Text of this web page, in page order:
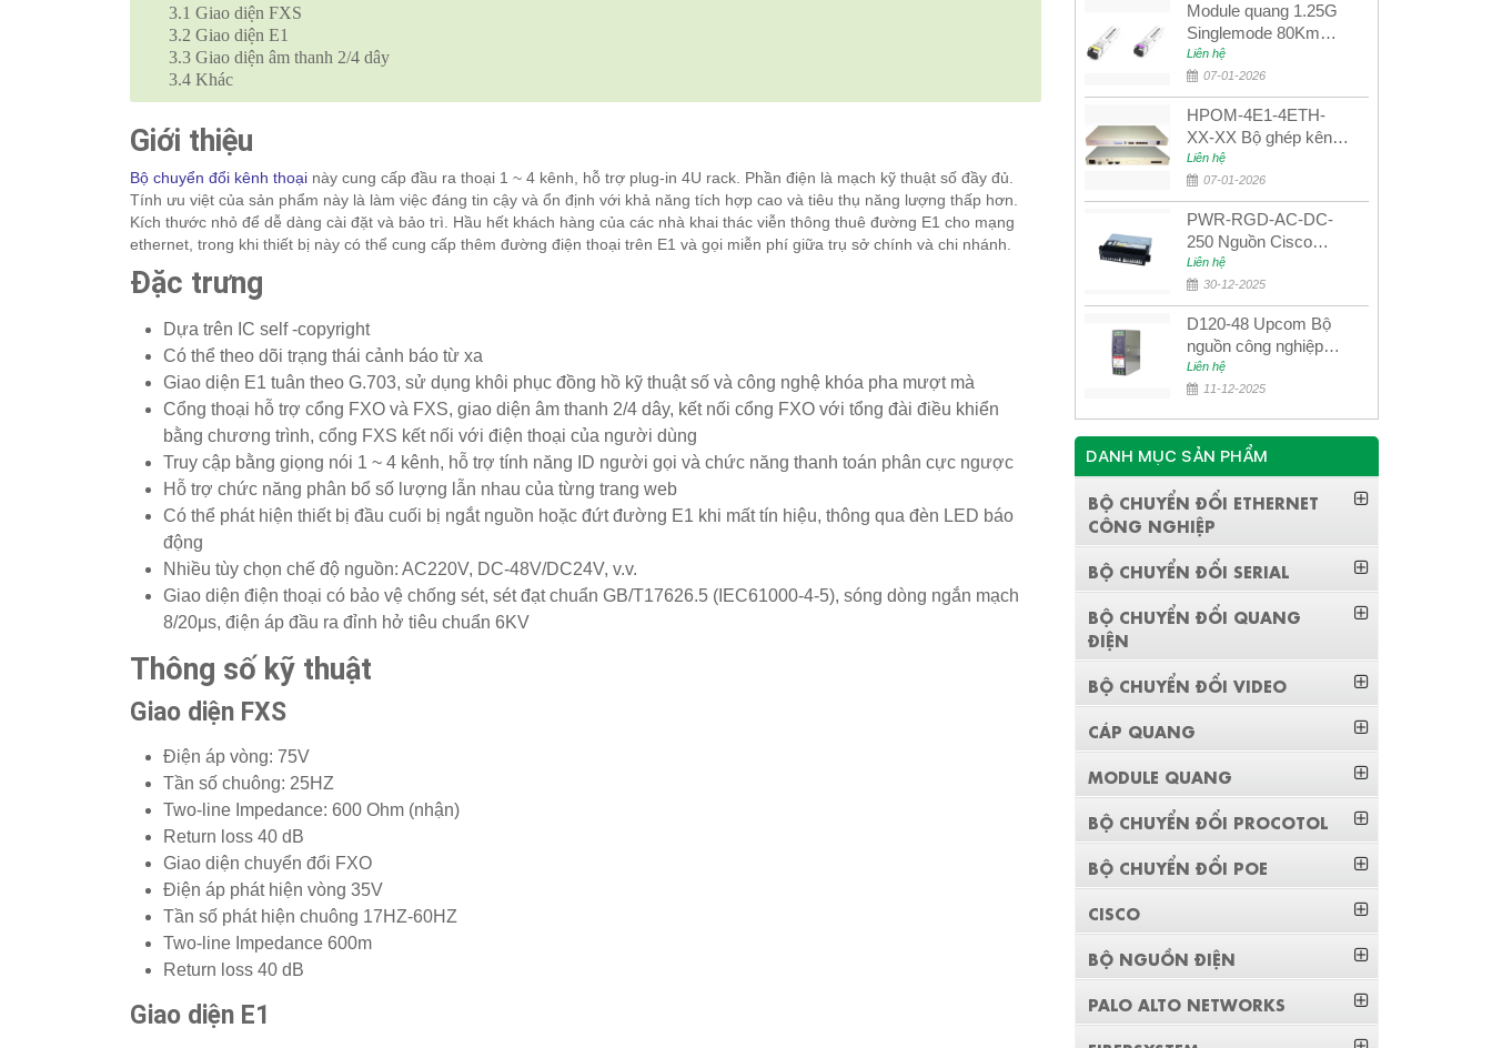
3.1 Giao diện FXS
3.2 Giao diện E1
3.3 Giao diện âm thanh 2/4 dây
3.4 Khác
Giới thiệu
Bộ chuyển đổi kênh thoại này cung cấp đầu ra thoại 1 ~ 4 kênh, hỗ trợ plug-in 4U rack. Phần điện là mạch kỹ thuật số đầy đủ.
Tính ưu việt của sản phẩm này là làm việc đáng tin cậy và ổn định với khả năng tích hợp cao và tiêu thụ năng lượng thấp hơn.
Kích thước nhỏ để dễ dàng cài đặt và bảo trì. Hầu hết khách hàng của các nhà khai thác viễn thông thuê đường E1 cho mạng
ethernet, trong khi thiết bị này có thể cung cấp thêm đường điện thoại trên E1 và gọi miễn phí giữa trụ sở chính và chi nhánh.
Đặc trưng
Dựa trên IC self -copyright
Có thể theo dõi trạng thái cảnh báo từ xa
Giao diện E1 tuân theo G.703, sử dụng khôi phục đồng hồ kỹ thuật số và công nghệ khóa pha mượt mà
Cổng thoại hỗ trợ cổng FXO và FXS, giao diện âm thanh 2/4 dây, kết nối cổng FXO với tổng đài điều khiển
bằng chương trình, cổng FXS kết nối với điện thoại của người dùng
Truy cập bằng giọng nói 1 ~ 4 kênh, hỗ trợ tính năng ID người gọi và chức năng thanh toán phân cực ngược
Hỗ trợ chức năng phân bổ số lượng lẫn nhau của từng trang web
Có thể phát hiện thiết bị đầu cuối bị ngắt nguồn hoặc đứt đường E1 khi mất tín hiệu, thông qua đèn LED báo
động
Nhiều tùy chọn chế độ nguồn: AC220V, DC-48V/DC24V, v.v.
Giao diện điện thoại có bảo vệ chống sét, sét đạt chuẩn GB/T17626.5 (IEC61000-4-5), sóng dòng ngắn mạch
8/20μs, điện áp đầu ra đỉnh hở tiêu chuẩn 6KV
Thông số kỹ thuật
Giao diện FXS
Điện áp vòng: 75V
Tần số chuông: 25HZ
Two-line Impedance: 600 Ohm (nhận)
Return loss 40 dB
Giao diện chuyển đổi FXO
Điện áp phát hiện vòng 35V
Tần số phát hiện chuông 17HZ-60HZ
Two-line Impedance 600m
Return loss 40 dB
Giao diện E1
Module quang 1.25G
Singlemode 80Km
UPCOM MWS-12-45-
80AD/MWS-12-54-
80BD
Liên hệ
07-01-2026
HPOM-4E1-4ETH-
XX-XX Bộ ghép kênh
quang quản lý SDH
4E1+4ETH+RS232
Liên hệ
07-01-2026
PWR-RGD-AC-DC-
250 Nguồn Cisco
Industrial 250W
PoE/PoE+
Liên hệ
30-12-2025
D120-48 Upcom Bộ
nguồn công nghiệp
đầu ra đơn 120W
48VDC
Liên hệ
11-12-2025
DANH MỤC SẢN PHẨM
BỘ CHUYỂN ĐỔI ETHERNET
CÔNG NGHIỆP
BỘ CHUYỂN ĐỔI SERIAL
BỘ CHUYỂN ĐỔI QUANG
ĐIỆN
BỘ CHUYỂN ĐỔI VIDEO
CÁP QUANG
MODULE QUANG
BỘ CHUYỂN ĐỔI PROCOTOL
BỘ CHUYỂN ĐỔI POE
CISCO
BỘ NGUỒN ĐIỆN
PALO ALTO NETWORKS